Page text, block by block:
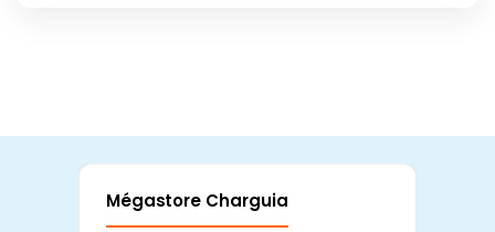
Mégastore Charguia